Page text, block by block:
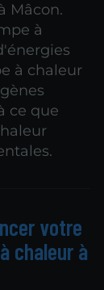
Mâcon.
à
à chaleur
ce que
votre
chaleur à